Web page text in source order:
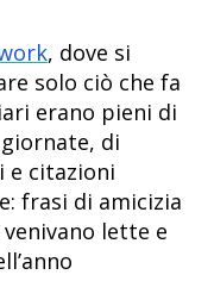
, dove si
solo ciò che fa
erano pieni di
di
e citazioni
frasi di amicizia
lette e